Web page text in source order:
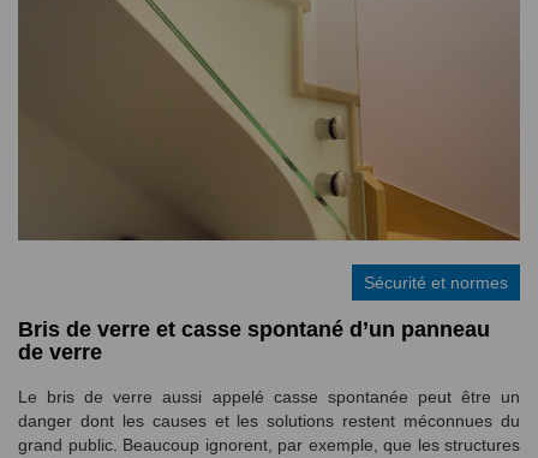
Sécurité et normes
Bris de verre et casse spontané d’un panneau
de verre
Le bris de verre aussi appelé casse spontanée peut être un
danger dont les causes et les solutions restent méconnues du
grand public. Beaucoup ignorent, par exemple, que les structures